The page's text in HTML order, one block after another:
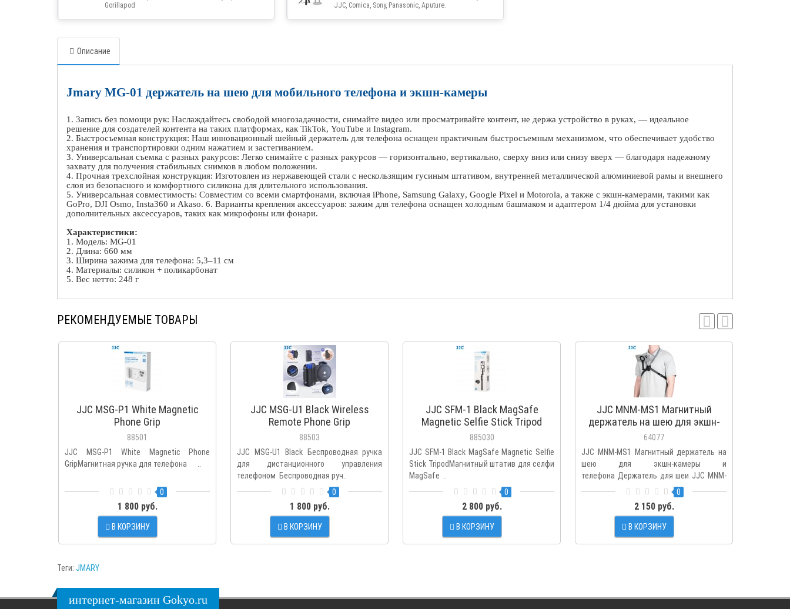
Gorillapod
JJC, Comica, Sony, Panasonic, Aputure.
Описание
Jmary MG-01 держатель на шею для мобильного телефона и экшн-камеры
1. Запись без помощи рук: Наслаждайтесь свободой многозадачности, снимайте видео или просматривайте контент, не держа устройство в руках, — идеальное
решение для создателей контента на таких платформах, как TikTok, YouTube и Instagram.
2. Быстросъемная конструкция: Наш инновационный шейный держатель для телефона оснащен практичным быстросъемным механизмом, что обеспечивает удобство
хранения и транспортировки одним нажатием и застегиванием.
3. Универсальная съемка с разных ракурсов: Легко снимайте с разных ракурсов — горизонтально, вертикально, сверху вниз или снизу вверх — благодаря надежному
захвату для получения стабильных снимков в любом положении.
4. Прочная трехслойная конструкция: Изготовлен из нержавеющей стали с нескользящим гусиным штативом, внутренней металлической алюминиевой рамы и внешнего
слоя из безопасного и комфортного силикона для длительного использования.
5. Универсальная совместимость: Совместим со всеми смартфонами, включая iPhone, Samsung Galaxy, Google Pixel и Motorola, а также с экшн-камерами, такими как
GoPro, DJI Osmo, Insta360 и Akaso. 6. Варианты крепления аксессуаров: зажим для телефона оснащен холодным башмаком и адаптером 1/4 дюйма для установки
дополнительных аксессуаров, таких как микрофоны или фонари.
Характеристики:
1. Модель: MG-01
2. Длина: 660 мм
3. Ширина зажима для телефона: 5,3–11 см
4. Материалы: силикон + поликарбонат
5. Вес нетто: 248 г
РЕКОМЕНДУЕМЫЕ ТОВАРЫ
JJC MSG-P1 White Magnetic
Phone Grip
88501
JJC MSG-P1 White Magnetic Phone
GripМагнитная ручка для телефона ..
0
1 800 руб.
В КОРЗИНУ
JJC MSG-U1 Black Wireless
Remote Phone Grip
88503
JJC MSG-U1 Black Беспроводная ручка
для дистанционного управления
телефоном Беспроводная руч..
0
1 800 руб.
В КОРЗИНУ
JJC SFM-1 Black MagSafe
Magnetic Selfie Stick Tripod
885030
JJC SFM-1 Black MagSafe Magnetic Selfie
Stick TripodМагнитный штатив для селфи
MagSafe ..
0
2 800 руб.
В КОРЗИНУ
JJC MNM-MS1 Магнитный
держатель на шею для экшн-
камеры и телефона
64077
JJC MNM-MS1 Магнитный держатель на
шею для экшн-камеры и
телефона Держатель для шеи JJC MNM-
0
2 150 руб.
В КОРЗИНУ
Теги: JMARY
интернет-магазин Gokyo.ru